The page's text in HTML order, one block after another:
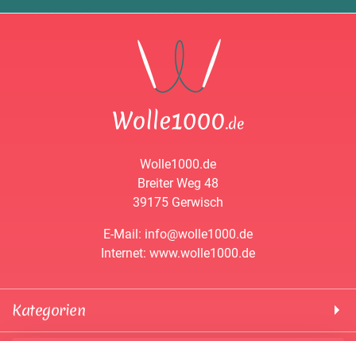
Wolle1000.de
Breiter Weg 48
39175 Gerwisch
E-Mail: info@wolle1000.de
Internet: www.wolle1000.de
Kategorien